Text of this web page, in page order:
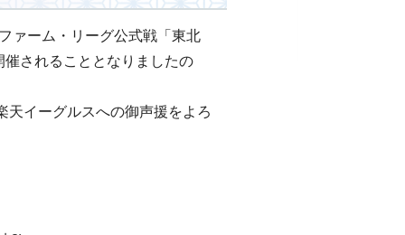
ァーム・リーグ公式戦「東北
されることとなりましたの
イーグルスへの御声援をよろ